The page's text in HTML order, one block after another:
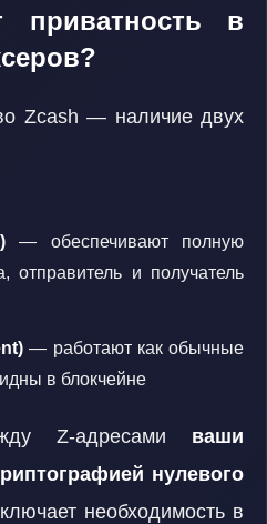
приватность в
Zcash — наличие двух
— обеспечивают полную
отправитель и получатель
— работают как обычные
в блокчейне
Z-адресами ваши
нулевого
необходимость в